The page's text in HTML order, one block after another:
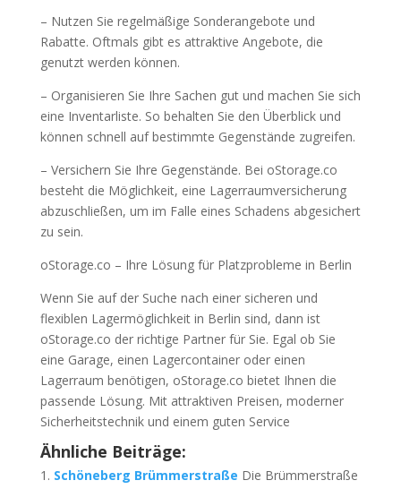
– Nutzen Sie regelmäßige Sonderangebote und
Rabatte. Oftmals gibt es attraktive Angebote, die
genutzt werden können.
– Organisieren Sie Ihre Sachen gut und machen Sie sich
eine Inventarliste. So behalten Sie den Überblick und
können schnell auf bestimmte Gegenstände zugreifen.
– Versichern Sie Ihre Gegenstände. Bei oStorage.co
besteht die Möglichkeit, eine Lagerraumversicherung
abzuschließen, um im Falle eines Schadens abgesichert
zu sein.
oStorage.co – Ihre Lösung für Platzprobleme in Berlin
Wenn Sie auf der Suche nach einer sicheren und
flexiblen Lagermöglichkeit in Berlin sind, dann ist
oStorage.co der richtige Partner für Sie. Egal ob Sie
eine Garage, einen Lagercontainer oder einen
Lagerraum benötigen, oStorage.co bietet Ihnen die
passende Lösung. Mit attraktiven Preisen, moderner
Sicherheitstechnik und einem guten Service
Ähnliche Beiträge:
Schöneberg Brümmerstraße Die Brümmerstraße